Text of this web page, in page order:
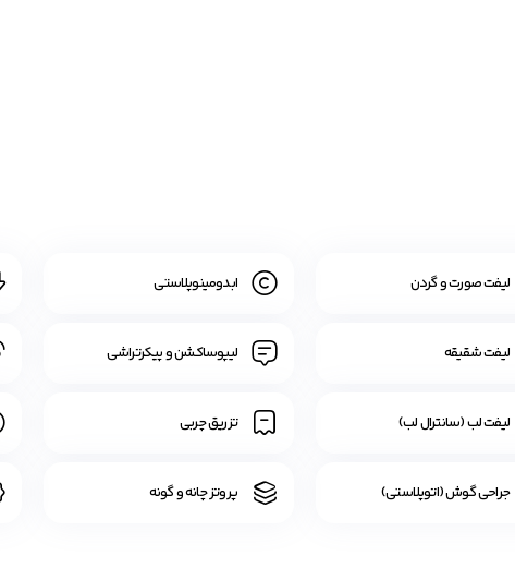
لیفت صورت و گردن
لیفت شقیقه
لیفت لب (سانترال لب)
جراحی گوش (اتوپلاستی)
ابدومینوپلاستی
لیپوساکشن و پیکرتراشی
تزریق چربی
پروتز چانه و گونه